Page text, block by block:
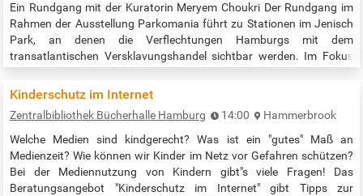
Ein Rundgang mit der Kuratorin Meryem Choukri Der Rundgang im
Rahmen der Ausstellung Parkomania führt zu Stationen im Jenisch
Park, an denen die Verflechtungen Hamburgs mit dem
transatlantischen Versklavungshandel sichtbar werden. Im Fokus
Wirtschaftssystem des 18. und 19. Jahrhunderts. Der Rundgang
das koloniale Erbe…
Kinderschutz im Internet
Zentralbibliothek Bücherhalle Hamburg 14:00
Hammerbrook
Welche Medien sind kindgerecht? Was ist ein "gutes" Maß an
Medienzeit? Wie können wir Kinder im Netz vor Gefahren schützen?
Bei der Mediennutzung von Kindern gibt"s viele Fragen! Das
Beratungsangebot "Kinderschutz im Internet" gibt Tipps zur